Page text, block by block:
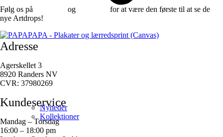
Nyheder
Kollektioner
Følg os på og
for at være den første til at se de
nye Artdrops!
Adresse
Agerskellet 3
8920 Randers NV
CVR: 37980269
Kundeservice
Mandag – Torsdag
16:00 – 18:00 pm